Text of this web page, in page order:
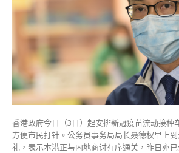
率
后
经
常
断〉
中
香港政府今日（3日）起安排新冠疫苗流动接种
方便市民打针。公务员事务局局长聂德权早上
礼，表示本港正与内地商讨有序通关，昨日亦已